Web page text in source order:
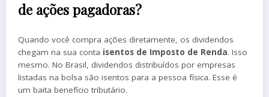
de ações pagadoras?
Quando você compra ações diretamente, os dividendos
chegam na sua conta isentos de Imposto de Renda. Isso
mesmo. No Brasil, dividendos distribuídos por empresas
listadas na bolsa são isentos para a pessoa física. Esse é
um baita benefício tributário.